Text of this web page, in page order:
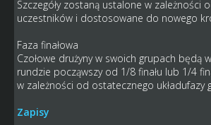
Szczegóły zostaną ustalone w zależności
uczestników i dostosowane do nowego
Faza finałowa
Czołowe drużyny w swoich grupach będą
rundzie począwszy od 1/8 finału lub 1/4
w zależności od ostatecznego układufazy
Zapisy